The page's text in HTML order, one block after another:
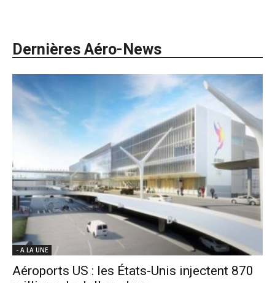
Dernières Aéro-News
- A LA UNE
Aéroports US : les États-Unis injectent 870